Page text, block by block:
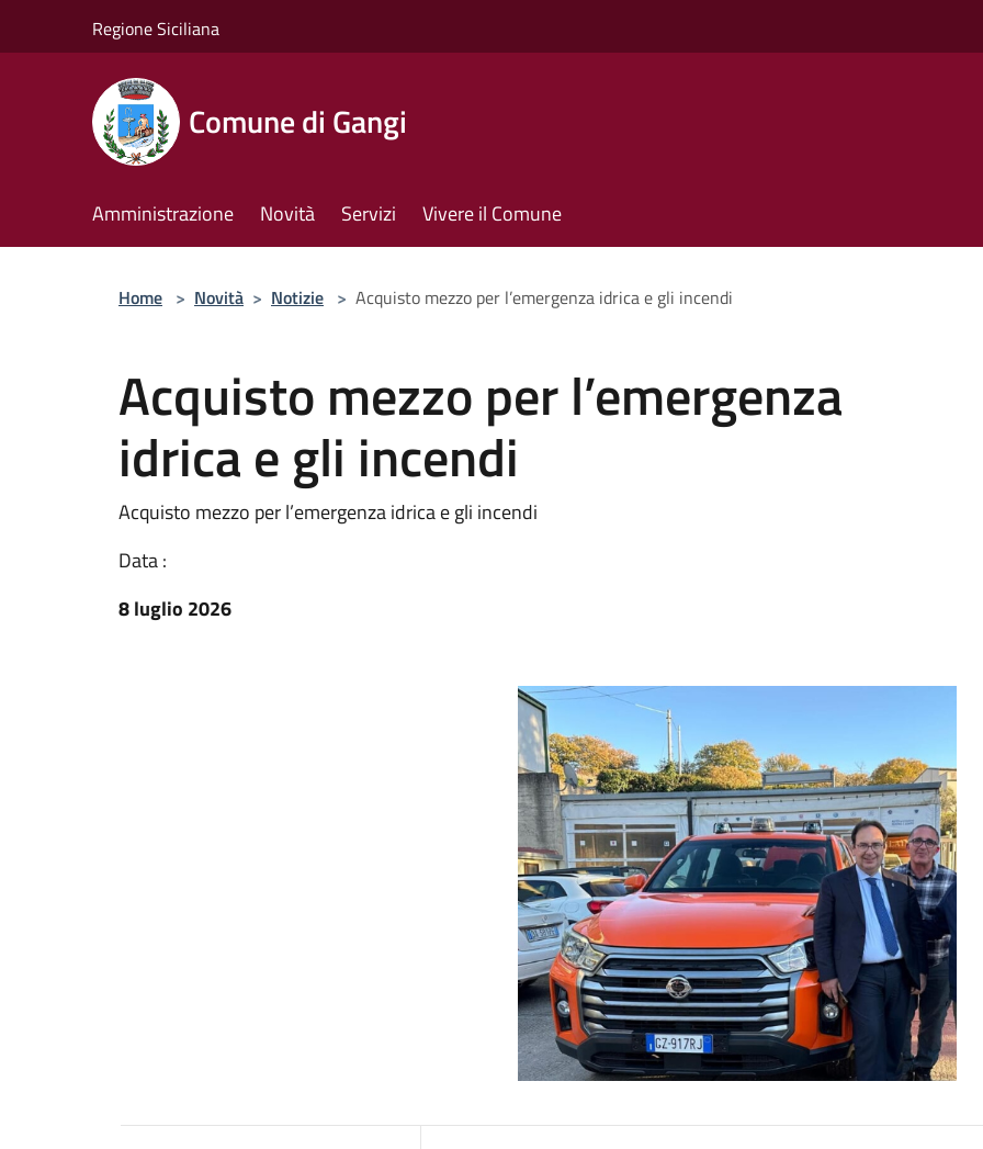
Regione Siciliana
Comune di Gangi
Amministrazione Novità Servizi Vivere il Comune
Home > Novità > Notizie > Acquisto mezzo per l’emergenza idrica e gli incendi
Acquisto mezzo per l’emergenza
idrica e gli incendi
Acquisto mezzo per l’emergenza idrica e gli incendi
Data :
8 luglio 2026